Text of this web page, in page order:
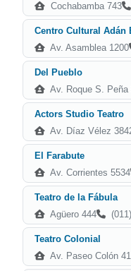
Cochabamba 743
Centro Cultural Adán
Av. Asamblea 1200
Del Pueblo
Av. Roque S. Peña
Actors Studio Teatro
Av. Díaz Vélez
El Farabute
Av. Corrientes 5534
Teatro de la Fábula
Agüero 444
Teatro Colonial
Av. Paseo Colón